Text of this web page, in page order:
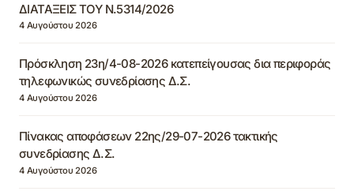
ΔΙΑΤΑΞΕΙΣ ΤΟΥ Ν.5314/2026
4 Αυγούστου 2026
Πρόσκληση 23η/4-08-2026 κατεπείγουσας δια περιφοράς
τηλεφωνικώς συνεδρίασης Δ.Σ.
4 Αυγούστου 2026
Πίνακας αποφάσεων 22ης/29-07-2026 τακτικής
συνεδρίασης Δ.Σ.
4 Αυγούστου 2026